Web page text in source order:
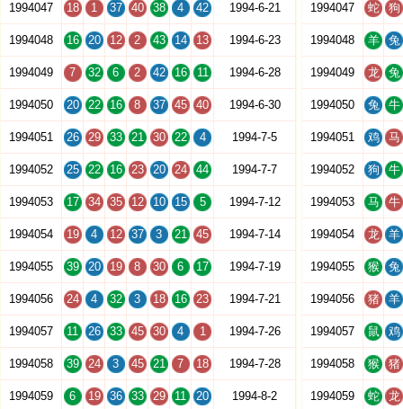
1994047 18 1 37 40 38 4 42 1994-6-21
1994048 16 20 12 2 43 14 13 1994-6-23
1994049 7 32 6 2 42 16 11 1994-6-28
1994050 20 22 16 8 37 45 40 1994-6-30
1994051 26 29 33 21 30 22 4 1994-7-5
1994052 25 22 16 23 20 24 44 1994-7-7
1994053 17 34 35 12 10 15 5 1994-7-12
1994054 19 4 12 37 3 21 45 1994-7-14
1994055 39 20 19 8 30 6 17 1994-7-19
1994056 24 4 32 3 18 16 23 1994-7-21
1994057 11 26 33 45 30 4 1 1994-7-26
1994058 39 24 3 45 21 7 18 1994-7-28
1994059 6 19 36 33 29 11 20 1994-8-2
1994047 蛇 狗
1994048 羊 兔
1994049 龙 兔
1994050 兔 牛
1994051 鸡 马
1994052 狗 牛
1994053 马 牛
1994054 龙 羊
1994055 猴 兔
1994056 猪 羊
1994057 鼠 鸡
1994058 猴 猪
1994059 蛇 龙